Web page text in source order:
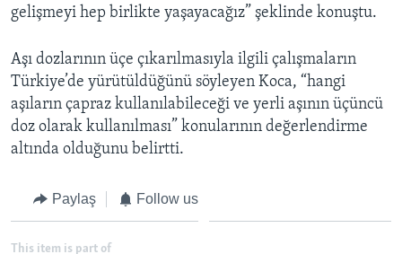
gelişmeyi hep birlikte yaşayacağız” şeklinde konuştu.
Aşı dozlarının üçe çıkarılmasıyla ilgili çalışmaların
Türkiye’de yürütüldüğünü söyleyen Koca, “hangi
aşıların çapraz kullanılabileceği ve yerli aşının üçüncü
doz olarak kullanılması” konularının değerlendirme
altında olduğunu belirtti.
Paylaş Follow us
This item is part of